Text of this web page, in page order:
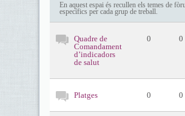
En aquest espai és recullen els temes de
específics per cada grup de treball.
Quadre de
Comandament
d’indicadors
de salut
0 0
Platges 0 0